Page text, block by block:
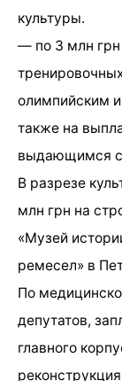
культуры.
— по 3 млн грн
олимпийским
также на
выдающимся
В разрезе
млн грн на
«Музей
ремесел» в
По
депутатов,
главного